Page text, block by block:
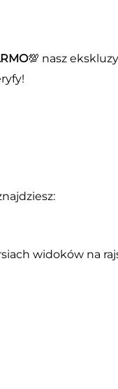
💯 nasz
widoków na